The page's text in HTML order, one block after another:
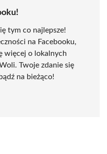
tym co najlepsze!
na Facebooku,
więcej o lokalnych
Twoje zdanie się
na bieżąco!